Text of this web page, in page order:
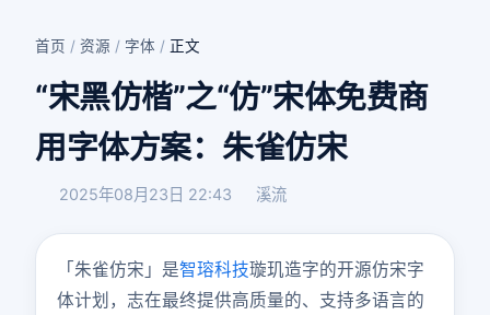
首页 / 资源 / 字体 / 正文
“宋黑仿楷”之“仿”宋体免费商
用字体方案：朱雀仿宋
2025年08月23日 22:43 溪流
「朱雀仿宋」是智瑢科技璇玑造字的开源仿宋字
体计划，志在最终提供高质量的、支持多语言的